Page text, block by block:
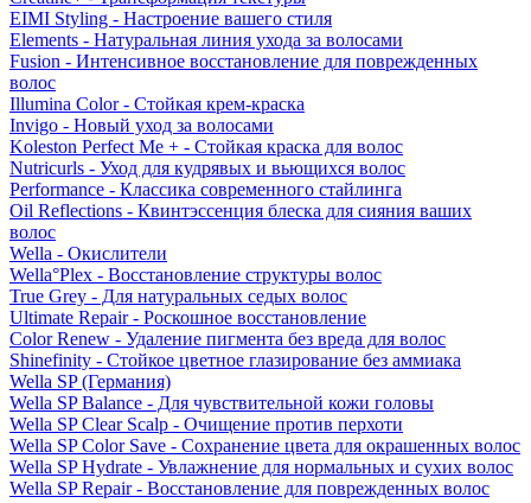
EIMI Styling - Настроение вашего стиля
Elements - Натуральная линия ухода за волосами
Fusion - Интенсивное восстановление для поврежденных
волос
Illumina Color - Стойкая крем-краска
Invigo - Новый уход за волосами
Koleston Perfect Me + - Стойкая краска для волос
Nutricurls - Уход для кудрявых и вьющихся волос
Performance - Классика современного стайлинга
Oil Reflections - Квинтэссенция блеска для сияния ваших
волос
Wella - Окислители
Wella°Plex - Восстановление структуры волос
True Grey - Для натуральных седых волос
Ultimate Repair - Роскошное восстановление
Color Renew - Удаление пигмента без вреда для волос
Shinefinity - Стойкое цветное глазирование без аммиака
Wella SP (Германия)
Wella SP Balance - Для чувствительной кожи головы
Wella SP Clear Scalp - Очищение против перхоти
Wella SP Color Save - Сохранение цвета для окрашенных волос
Wella SP Hydrate - Увлажнение для нормальных и сухих волос
Wella SP Repair - Восстановление для поврежденных волос